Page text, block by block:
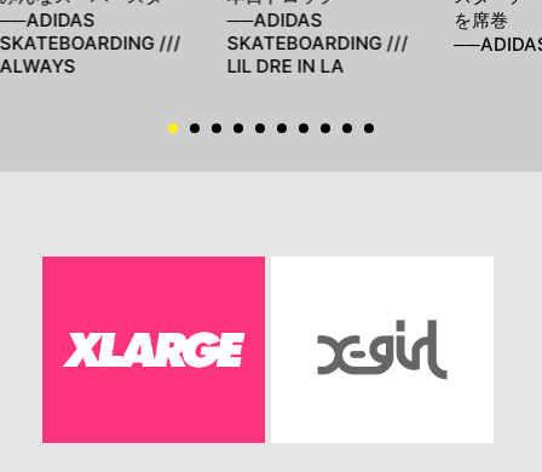
──ADIDAS
SKATEBOARDING ///
ALWAYS
──ADIDAS
SKATEBOARDING ///
LIL DRE IN LA
を席巻